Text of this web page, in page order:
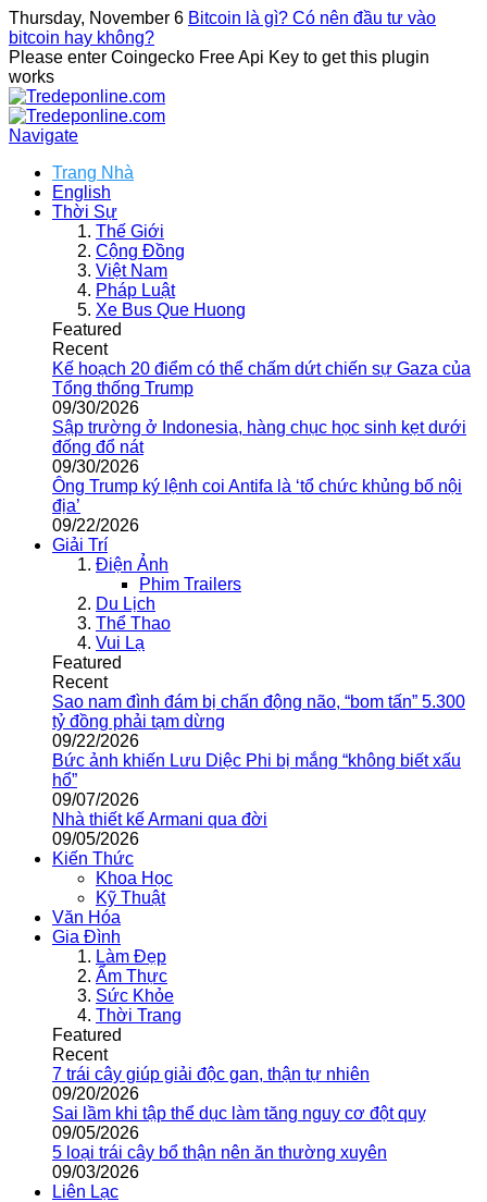
Thursday, November 6 Bitcoin là gì? Có nên đầu tư vào
bitcoin hay không?
Please enter Coingecko Free Api Key to get this plugin
works
Navigate
Trang Nhà
English
Thời Sự
Thế Giới
Cộng Đồng
Việt Nam
Pháp Luật
Xe Bus Que Huong
Featured
Recent
Kế hoạch 20 điểm có thể chấm dứt chiến sự Gaza của
Tổng thống Trump
09/30/2026
Sập trường ở Indonesia, hàng chục học sinh kẹt dưới
đống đổ nát
09/30/2026
Ông Trump ký lệnh coi Antifa là ‘tổ chức khủng bố nội
địa’
09/22/2026
Giải Trí
Điện Ảnh
Phim Trailers
Du Lịch
Thể Thao
Vui Lạ
Featured
Recent
Sao nam đình đám bị chấn động não, “bom tấn” 5.300
tỷ đồng phải tạm dừng
09/22/2026
Bức ảnh khiến Lưu Diệc Phi bị mắng “không biết xấu
hổ”
09/07/2026
Nhà thiết kế Armani qua đời
09/05/2026
Kiến Thức
Khoa Học
Kỹ Thuật
Văn Hóa
Gia Đình
Làm Đẹp
Ẩm Thực
Sức Khỏe
Thời Trang
Featured
Recent
7 trái cây giúp giải độc gan, thận tự nhiên
09/20/2026
Sai lầm khi tập thể dục làm tăng nguy cơ đột quỵ
09/05/2026
5 loại trái cây bổ thận nên ăn thường xuyên
09/03/2026
Liên Lạc